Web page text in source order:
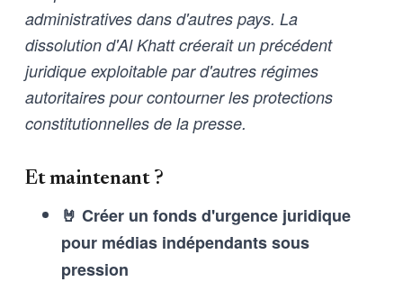
administratives dans d'autres pays. La
dissolution d'Al Khatt créerait un précédent
juridique exploitable par d'autres régimes
autoritaires pour contourner les protections
constitutionnelles de la presse.
Et maintenant ?
🤘 Créer un fonds d'urgence juridique
pour médias indépendants sous
pression